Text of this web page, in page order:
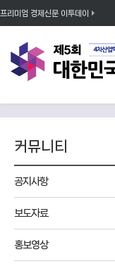
프리미엄 경제신문 이투데이
커뮤니티
공지사항
보도자료
홍보영상